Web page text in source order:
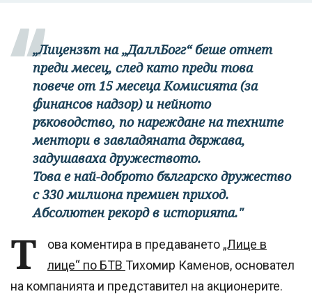
„Лицензът на „ДаллБогг“ беше отнет
преди месец, след като преди това
повече от 15 месеца Комисията (за
финансов надзор) и нейното
ръководство, по нареждане на техните
ментори в завладяната държава,
задушаваха дружеството.
Това е най-доброто българско дружество
с 330 милиона премиен приход.
Абсолютен рекорд в историята."
Т ова коментира в предаването „Лице в
лице“ по БТВ Тихомир Каменов, основател
на компанията и представител на акционерите.